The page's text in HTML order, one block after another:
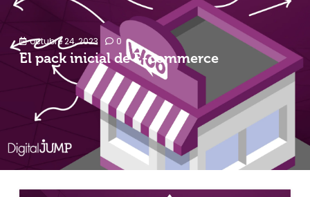
octubre 24, 2023 0
El pack inicial de E-commerce